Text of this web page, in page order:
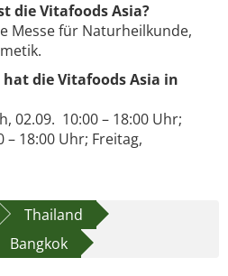
die Vitafoods Asia?
Messe für Naturheilkunde,
die Vitafoods Asia in
02.09. 10:00 – 18:00 Uhr;
18:00 Uhr; Freitag,
Thailand
Bangkok